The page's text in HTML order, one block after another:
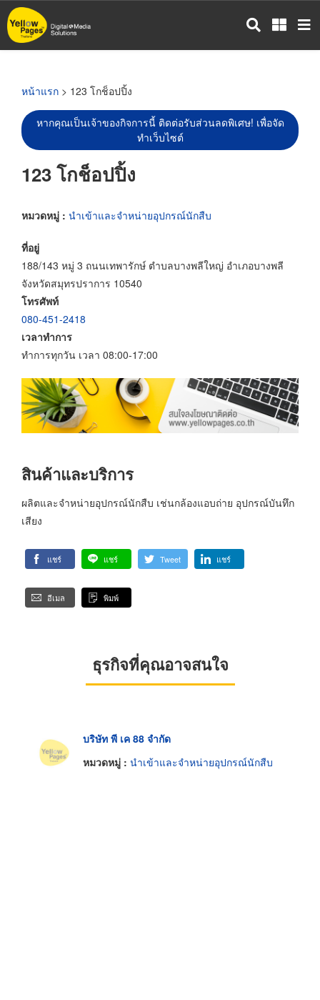
ข้าม
ไป
หน้าแรก > 123 โกช็อปปิ้ง
หากคุณเป็นเจ้าของกิจการนี้ ติดต่อรับส่วนลดพิเศษ! เพื่อจัด
ทำเว็บไซต์
123 โกช็อปปิ้ง
หมวดหมู่ : นำเข้าและจำหน่ายอุปกรณ์นักสืบ
ที่อยู่
188/143 หมู่ 3 ถนนเทพารักษ์ ตำบลบางพลีใหญ่ อำเภอบางพลี
จังหวัดสมุทรปราการ 10540
โทรศัพท์
080-451-2418
เวลาทำการ
ทำการทุกวัน เวลา 08:00-17:00
สินค้าและบริการ
ผลิตและจำหน่ายอุปกรณ์นักสืบ เช่นกล้องแอบถ่าย อุปกรณ์บันทึก
เสียง
แชร์ แชร์ Tweet แชร์
อีเมล พิมพ์
ธุรกิจที่คุณอาจสนใจ
บริษัท พี เค 88 จำกัด
หมวดหมู่ : นำเข้าและจำหน่ายอุปกรณ์นักสืบ